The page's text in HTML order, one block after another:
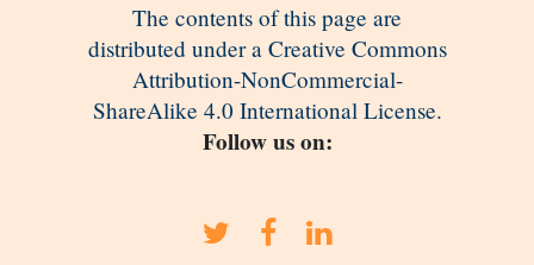
The contents of this page are
distributed under a Creative Commons
Attribution-NonCommercial-
ShareAlike 4.0 International License.
Follow us on: